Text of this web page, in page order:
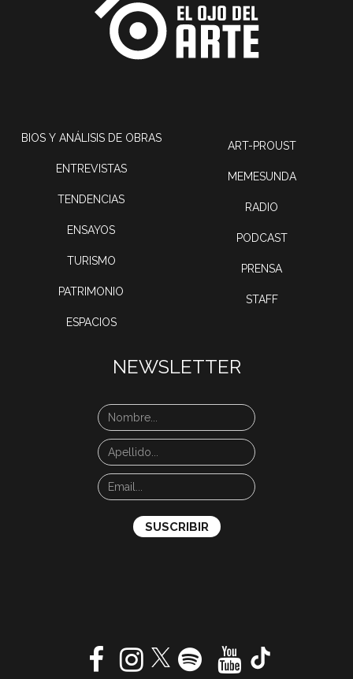
BIOS Y ANÁLISIS DE OBRAS
ENTREVISTAS
TENDENCIAS
ENSAYOS
TURISMO
PATRIMONIO
ESPACIOS
ART-PROUST
MEMESUNDA
RADIO
PODCAST
PRENSA
STAFF
NEWSLETTER